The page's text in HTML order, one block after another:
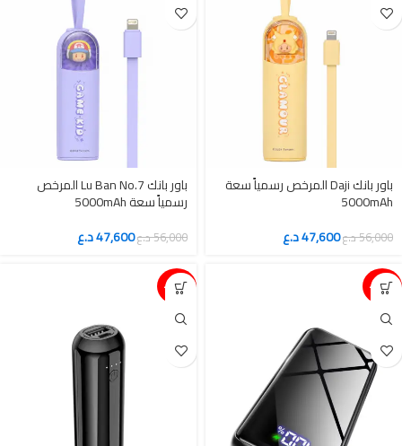
باور بانك Daji المرخص رسمياً سعة
5000mAh
56,000د.ع47,600د.ع
باور بانك Lu Ban No.7 المرخص
رسمياً سعة 5000mAh
56,000د.ع47,600د.ع
15%-
15%-